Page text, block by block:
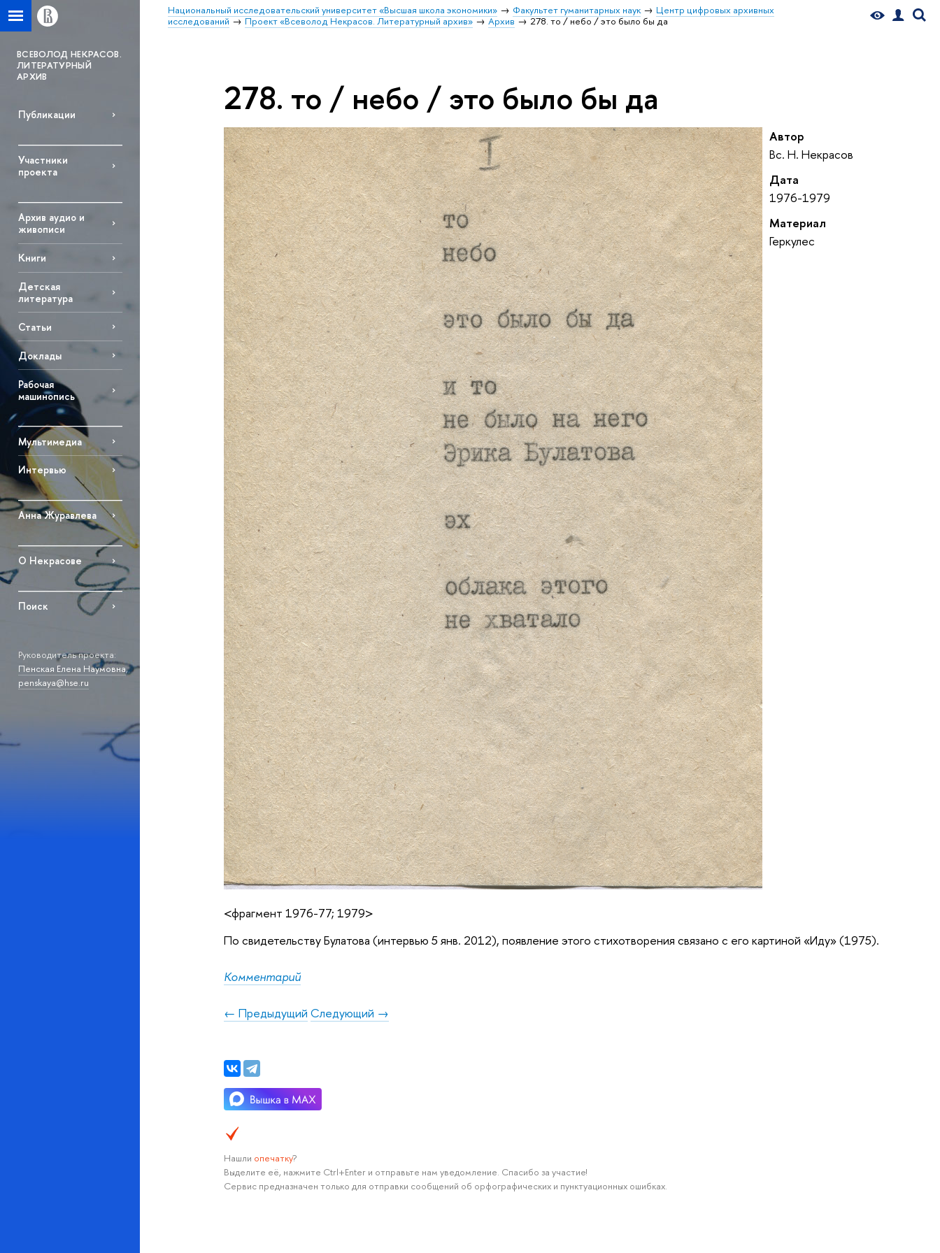
Национальный исследовательский университет «Высшая школа экономики» Факультет гуманитарных наук
Центр цифровых архивных
исследований
Проект «Всеволод Некрасов. Литературный архив» Архив 278. то / небо / это было бы да
ВСЕВОЛОД НЕКРАСОВ.
ЛИТЕРАТУРНЫЙ
АРХИВ
Публикации
Участники
проекта
Архив аудио и
живописи
Книги
Детская
литература
Статьи
Доклады
Рабочая
машинопись
Мультимедиа
Интервью
Анна Журавлева
О Некрасове
Поиск
Руководитель проекта:
Пенская Елена Наумовна,
penskaya@hse.ru
278. то / небо / это было бы да
Автор
Вс. Н. Некрасов
Дата
1976-1979
Материал
Геркулес
<фрагмент 1976-77; 1979>
По свидетельству Булатова (интервью 5 янв. 2012), появление этого стихотворения связано с его картиной «Иду» (1975).
Комментарий
← Предыдущий Следующий →
Нашли опечатку?
Выделите её, нажмите Ctrl+Enter и отправьте нам уведомление. Спасибо за участие!
Сервис предназначен только для отправки сообщений об орфографических и пунктуационных ошибках.